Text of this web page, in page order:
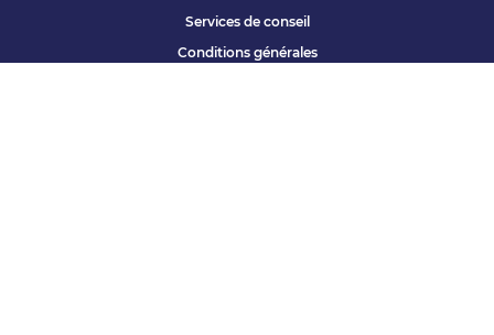
Services de conseil
Conditions générales